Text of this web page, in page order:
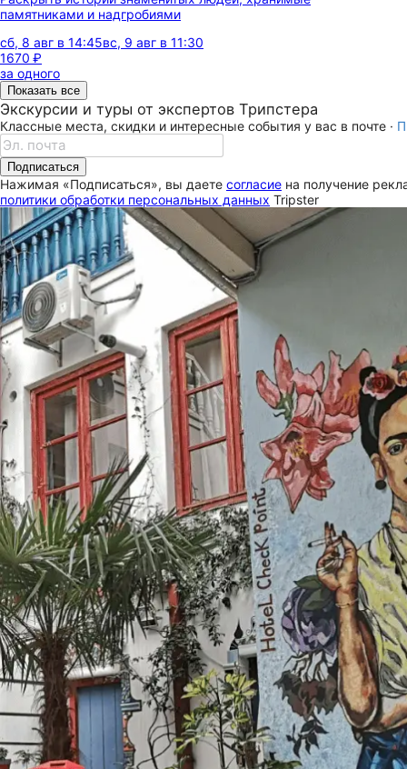
памятниками и надгробиями
сб, 8 авг в 14:45вс, 9 авг в 11:30
1670 ₽
за одного
Показать все
Экскурсии и туры от экспертов Трипстера
Классные места, скидки и интересные события у вас в почте ·
Подписаться
Нажимая «Подписаться», вы даете согласие на получение
политики обработки персональных данных Tripster